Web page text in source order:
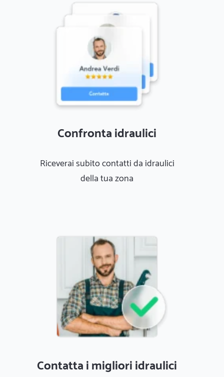
Confronta idraulici
Riceverai subito contatti da idraulici
della tua zona
Contatta i migliori idraulici